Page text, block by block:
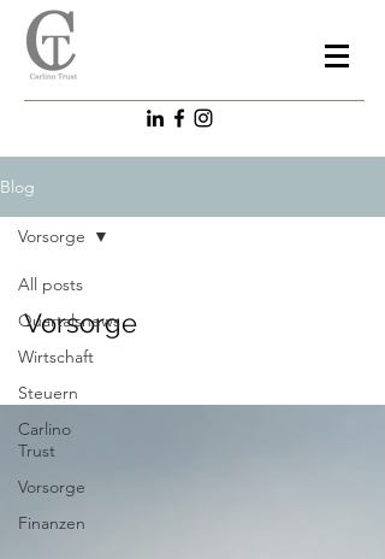
Blog
All posts
Quartalsnews
Wirtschaft
Steuern
Carlino
Trust
Vorsorge
Finanzen
Vorsorge
Vorsorge